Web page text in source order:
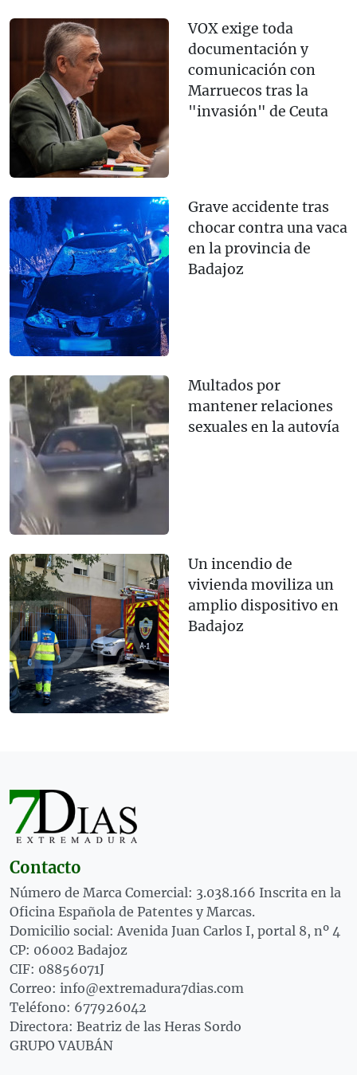
VOX exige toda
documentación y
comunicación con
Marruecos tras la
"invasión" de Ceuta
Grave accidente tras
chocar contra una vaca
en la provincia de
Badajoz
Multados por
mantener relaciones
sexuales en la autovía
Un incendio de
vivienda moviliza un
amplio dispositivo en
Badajoz
Contacto
Número de Marca Comercial: 3.038.166 Inscrita en la
Oficina Española de Patentes y Marcas.
Domicilio social: Avenida Juan Carlos I, portal 8, nº 4
CP: 06002 Badajoz
CIF: 08856071J
Correo: info@extremadura7dias.com
Teléfono: 677926042
Directora: Beatriz de las Heras Sordo
GRUPO VAUBÁN